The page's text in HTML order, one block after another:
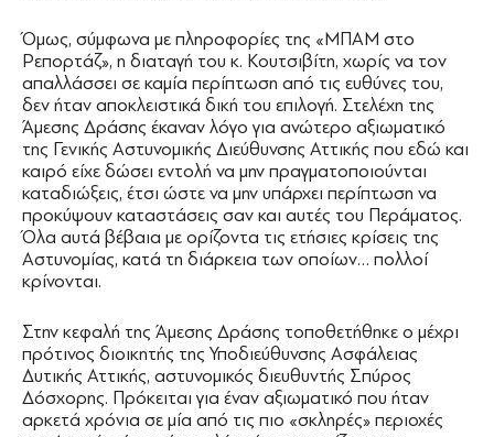
Όμως, σύμφωνα με πληροφορίες της «ΜΠΑΜ στο
Ρεπορτάζ», η διαταγή του κ. Κουτσιβίτη, χωρίς να τον
απαλλάσσει σε καμία περίπτωση από τις ευθύνες του,
δεν ήταν αποκλειστικά δική του επιλογή. Στελέχη της
Άμεσης ∆ράσης έκαναν λόγο για ανώτερο αξιωματικό
της Γενικής Αστυνομικής ∆ιεύθυνσης Αττικής που εδώ και
καιρό είχε δώσει εντολή να μην πραγματοποιούνται
καταδιώξεις, έτσι ώστε να μην υπάρχει περίπτωση να
προκύψουν καταστάσεις σαν και αυτές του Περάματος.
Όλα αυτά βέβαια με ορίζοντα τις ετήσιες κρίσεις της
Αστυνομίας, κατά τη διάρκεια των οποίων… πολλοί
κρίνονται.
Στην κεφαλή της Άμεσης ∆ράσης τοποθετήθηκε ο μέχρι
πρότινος διοικητής της Υποδιεύθυνσης Ασφάλειας
∆υτικής Αττικής, αστυνομικός διευθυντής Σπύρος
∆όσχορης. Πρόκειται για έναν αξιωματικό που ήταν
αρκετά χρόνια σε μία από τις πιο «σκληρές» περιοχές